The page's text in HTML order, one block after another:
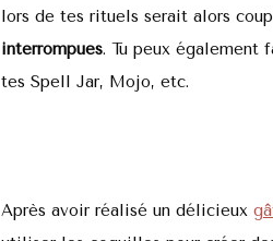
lors de tes rituels serait alors
interrompues. Tu peux également
tes Spell Jar, Mojo, etc.
Après avoir réalisé un délicieux